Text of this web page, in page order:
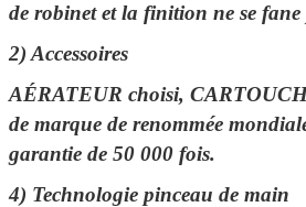
de robinet et la finition ne se
2) Accessoires
AÉRATEUR choisi,
de marque de renommée
garantie de 50 000 fois.
4) Technologie pinceau de main